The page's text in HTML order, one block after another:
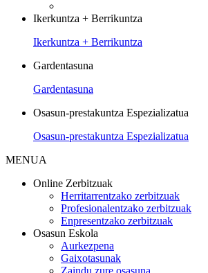
Ikerkuntza + Berrikuntza
Ikerkuntza + Berrikuntza
Gardentasuna
Gardentasuna
Osasun-prestakuntza Espezializatua
Osasun-prestakuntza Espezializatua
MENUA
Online Zerbitzuak
Herritarrentzako zerbitzuak
Profesionalentzako zerbitzuak
Enpresentzako zerbitzuak
Osasun Eskola
Aurkezpena
Gaixotasunak
Zaindu zure osasuna